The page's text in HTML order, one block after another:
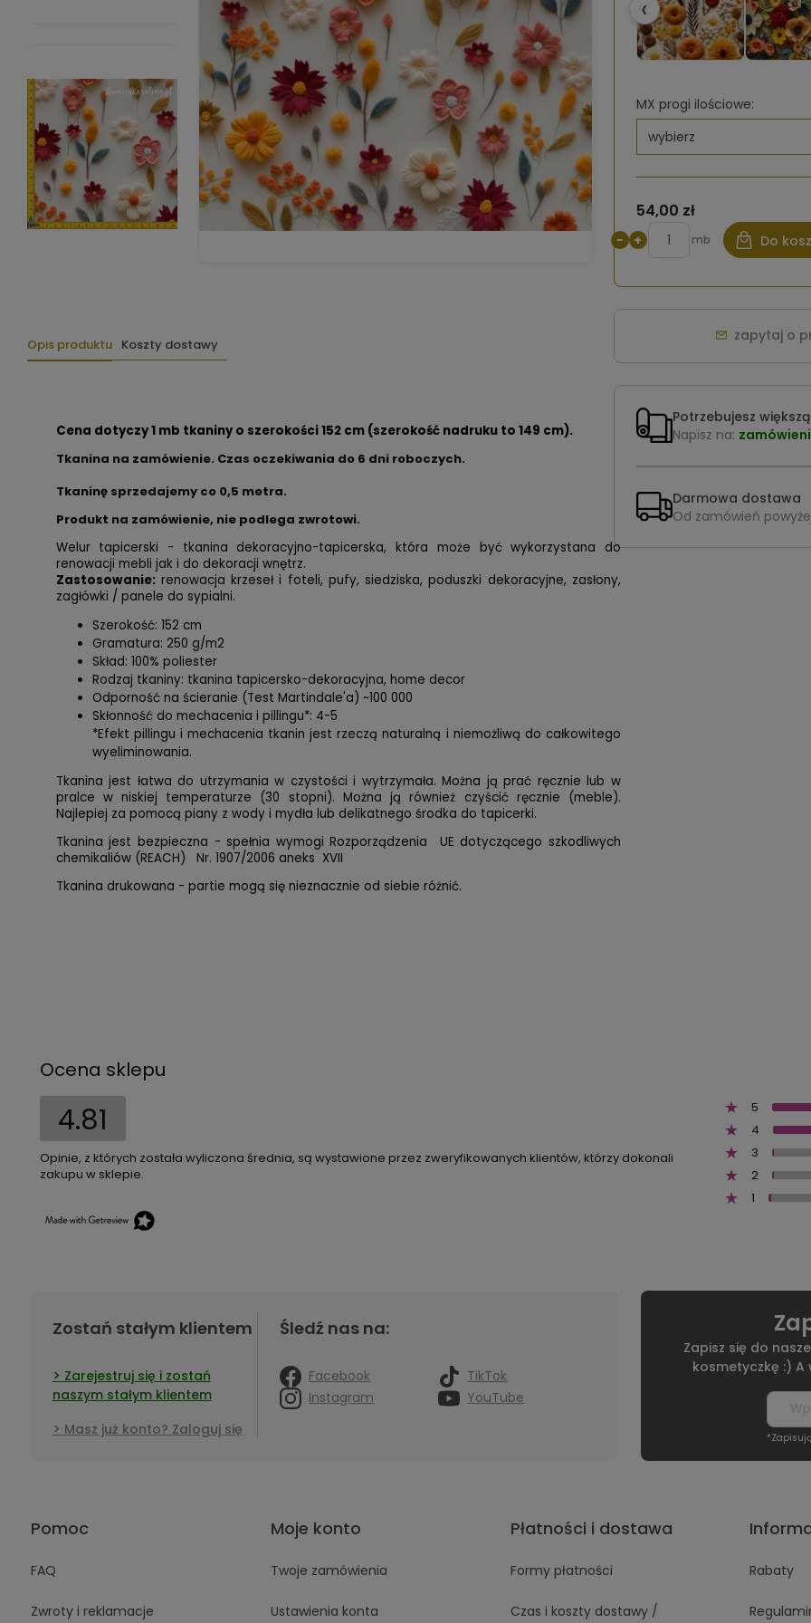
Opis produktu Koszty dostawy
Cena dotyczy 1 mb tkaniny o szerokości 152 cm (szerokość nadruku to 149 cm).
Tkanina na zamówienie. Czas oczekiwania do 6 dni roboczych.
Tkaninę sprzedajemy co 0,5 metra.
Produkt na zamówienie, nie podlega zwrotowi.
Welur tapicerski - tkanina dekoracyjno-tapicerska, która może być wykorzystana do
renowacji mebli jak i do dekoracji wnętrz.
Zastosowanie: renowacja krzeseł i foteli, pufy, siedziska, poduszki dekoracyjne, zasłony,
zagłówki / panele do sypialni.
Szerokość: 152 cm
Gramatura: 250 g/m2
Skład: 100% poliester
Rodzaj tkaniny: tkanina tapicersko-dekoracyjna, home decor
Odporność na ścieranie (Test Martindale'a) ~100 000
Skłonność do mechacenia i pillingu*: 4-5
*Efekt pillingu i mechacenia tkanin jest rzeczą naturalną i niemożliwą do całkowitego
wyeliminowania.
Tkanina jest łatwa do utrzymania w czystości i wytrzymała. Można ją prać ręcznie lub w
pralce w niskiej temperaturze (30 stopni). Można ją również czyścić ręcznie (meble).
Najlepiej za pomocą piany z wody i mydła lub delikatnego środka do tapicerki.
Tkanina jest bezpieczna - spełnia wymogi Rozporządzenia UE dotyczącego szkodliwych
chemikaliów (REACH) Nr. 1907/2006 aneks XVII
Tkanina drukowana - partie mogą się nieznacznie od siebie różnić.
‹
MX progi ilościowe:
54,00 zł
− + mb Do
zapytaj o
Potrzebujesz
Napisz na:
Darmowa dostawa
Od zamówień
Ocena sklepu
4.81
Opinie, z których została wyliczona średnia, są wystawione przez zweryfikowanych klientów, którzy dokonali
zakupu w sklepie.
5
4
3
2
1
Zostań stałym klientem
Zarejestruj się i zostań
naszym stałym klientem
Masz już konto? Zaloguj się
Śledź nas na:
Facebook
TikTok
Instagram
YouTube
Zapisz się do
kosmetyczkę :)
Pomoc
FAQ
Zwroty i reklamacje
Moje konto
Twoje zamówienia
Ustawienia konta
Płatności i dostawa
Formy płatności
Czas i koszty dostawy /
Rabaty